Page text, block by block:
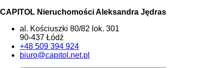
CAPITOL Nieruchomości Aleksandra Jędras
al. Kościuszki 80/82 lok. 301
90-437 Łódź
+48 509 394 924
biuro@capitol.net.pl